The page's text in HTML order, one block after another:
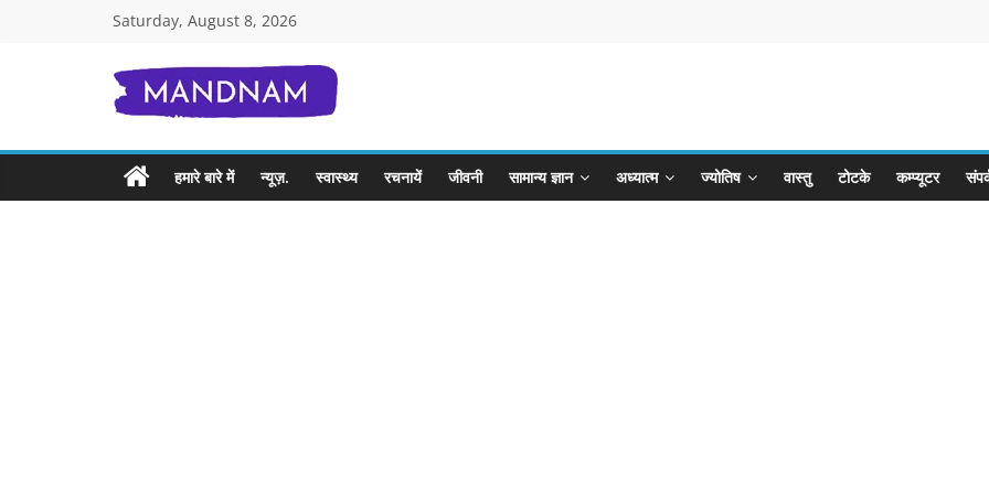
Saturday, August 8, 2026
Mandnam.com
जाने
एक-
हमारे बारे में न्यूज़. स्वास्थ्य रचनायें जीवनी सामान्य ज्ञान अध्यात्म ज्योतिष वास्तु टोटके कम्प्यूटर